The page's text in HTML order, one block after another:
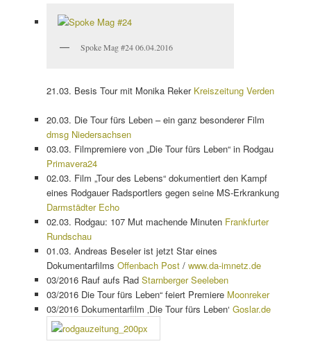
Spoke Mag #24 06.04.2016
21.03. Besis Tour mit Monika Reker Kreiszeitung Verden
20.03. Die Tour fürs Leben – ein ganz besonderer Film
dmsg Niedersachsen
03.03. Filmpremiere von „Die Tour fürs Leben“ in Rodgau
Primavera24
02.03. Film „Tour des Lebens“ dokumentiert den Kampf
eines Rodgauer Radsportlers gegen seine MS-Erkrankung
Darmstädter Echo
02.03. Rodgau: 107 Mut machende Minuten Frankfurter
Rundschau
01.03. Andreas Beseler ist jetzt Star eines
Dokumentarfilms Offenbach Post/ www.da-imnetz.de
03/2016 Rauf aufs Rad Starnberger Seeleben
03/2016 Die Tour fürs Leben“ feiert Premiere Moonreker
03/2016 Dokumentarfilm ‚Die Tour fürs Leben‘ Goslar.de